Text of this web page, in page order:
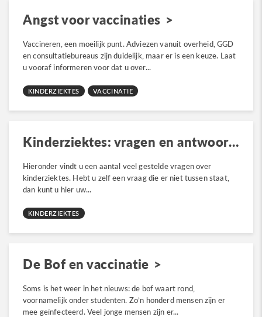
Angst voor vaccinaties
Vaccineren, een moeilijk punt. Adviezen vanuit overheid, GGD
en consultatiebureaus zijn duidelijk, maar er is een keuze. Laat
u vooraf informeren voor dat u over...
KINDERZIEKTES VACCINATIE
Kinderziektes: vragen en antwoorden
Hieronder vindt u een aantal veel gestelde vragen over
kinderziektes. Hebt u zelf een vraag die er niet tussen staat,
dan kunt u hier uw...
KINDERZIEKTES
De Bof en vaccinatie
Soms is het weer in het nieuws: de bof waart rond,
voornamelijk onder studenten. Zo’n honderd mensen zijn er
mee geïnfecteerd. Veel jonge mensen zijn er...